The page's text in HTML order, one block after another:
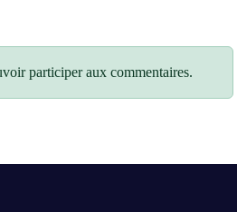
participer aux commentaires.